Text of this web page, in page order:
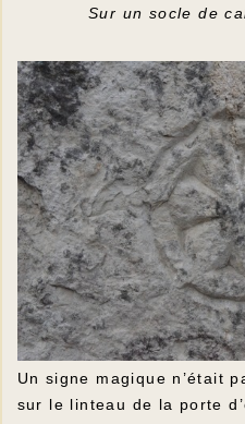
Sur un socle de
Un signe magique n’était
sur le linteau de la porte